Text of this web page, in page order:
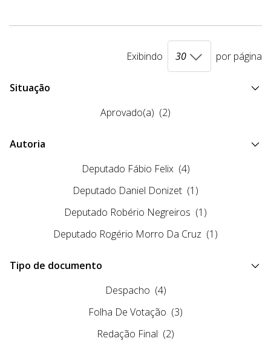
Exibindo por página
Situação
Aprovado(a) (2)
Autoria
Deputado Fábio Felix (4)
Deputado Daniel Donizet (1)
Deputado Robério Negreiros (1)
Deputado Rogério Morro Da Cruz (1)
Tipo de documento
Despacho (4)
Folha De Votação (3)
Redação Final (2)